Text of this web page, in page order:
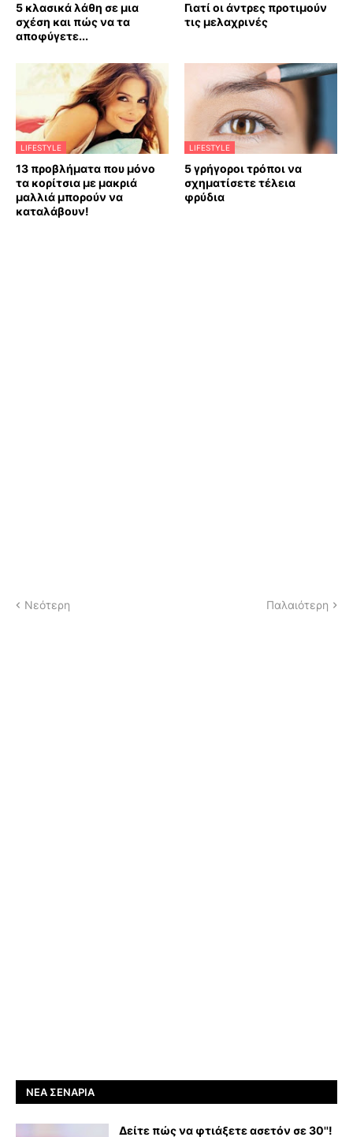
5 κλασικά λάθη σε μια
σχέση και πώς να τα
αποφύγετε...
Γιατί οι άντρες προτιμούν
τις μελαχρινές
LIFESTYLE
13 προβλήματα που μόνο
τα κορίτσια με μακριά
μαλλιά μπορούν να
καταλάβουν!
LIFESTYLE
5 γρήγοροι τρόποι να
σχηματίσετε τέλεια
φρύδια
Νεότερη Παλαιότερη
ΝΈΑ ΣΕΝΆΡΙΑ
Δείτε πώς να φτιάξετε ασετόν σε 30''!